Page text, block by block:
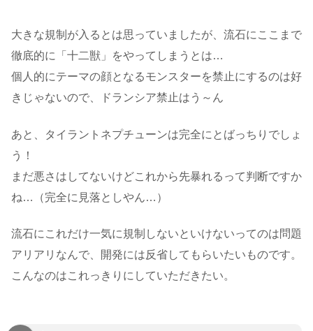
大きな規制が入るとは思っていましたが、流石にここまで
徹底的に「十二獣」をやってしまうとは…
個人的にテーマの顔となるモンスターを禁止にするのは好
きじゃないので、ドランシア禁止はう～ん
あと、タイラントネプチューンは完全にとばっちりでしょ
う！
まだ悪さはしてないけどこれから先暴れるって判断ですか
ね…（完全に見落としやん…）
流石にこれだけ一気に規制しないといけないってのは問題
アリアリなんで、開発には反省してもらいたいものです。
こんなのはこれっきりにしていただきたい。